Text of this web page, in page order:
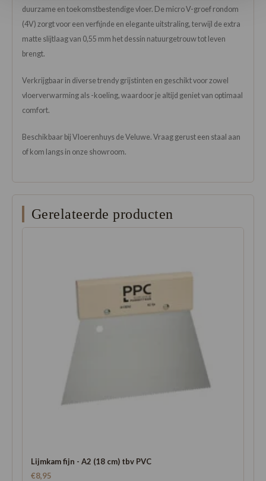
duurzame en toekomstbestendige vloer. De micro V-groef rondom
(4V) zorgt voor een verfijnde en elegante uitstraling, terwijl de extra
matte slijtlaag van 0,55 mm het dessin natuurgetrouw tot leven
brengt.
Verkrijgbaar in diverse trendy grijstinten en geschikt voor zowel
vloerverwarming als -koeling, waardoor je altijd geniet van optimaal
comfort.
Beschikbaar bij Vloerenhuys de Veluwe. Vraag gerust een staal aan
of kom langs in onze showroom.
Gerelateerde producten
Lijmkam fijn - A2 (18 cm) tbv PVC
€8,95